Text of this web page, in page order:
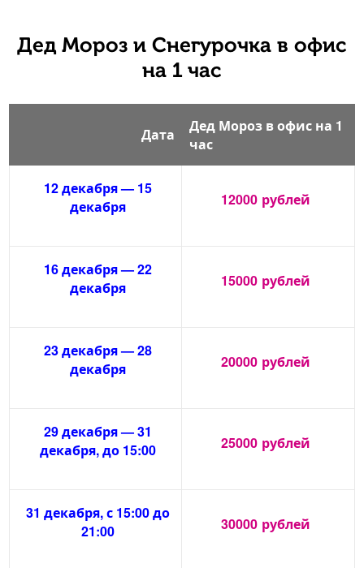
Дед Мороз и Снегурочка в офис
на 1 час
Дата
Дед Мороз в офис на 1
час
12 декабря — 15
декабря
12000 рублей
16 декабря — 22
декабря
15000 рублей
23 декабря — 28
декабря
20000 рублей
29 декабря — 31
декабря, до 15:00
25000 рублей
31 декабря, с 15:00 до
21:00
30000 рублей